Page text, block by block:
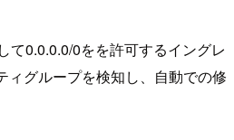
て0.0.0.0/0をを許可するイングレ
ィグループを検知し、自動での修